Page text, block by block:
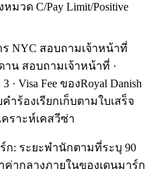
หมวด C/Pay Limit/Positive
ร NYC สอบถามเจ้าหน้าที่
าน สอบถามเจ้าหน้าที่ ·
Visa Fee ของRoyal Danish
ำร้องเรียกเก็บตามใบเสร็จ
ราะห์เคสวีซ่า
ก: ระยะพำนักตามที่ระบุ 90
าค่ากลางภายในของเดนมาร์ก